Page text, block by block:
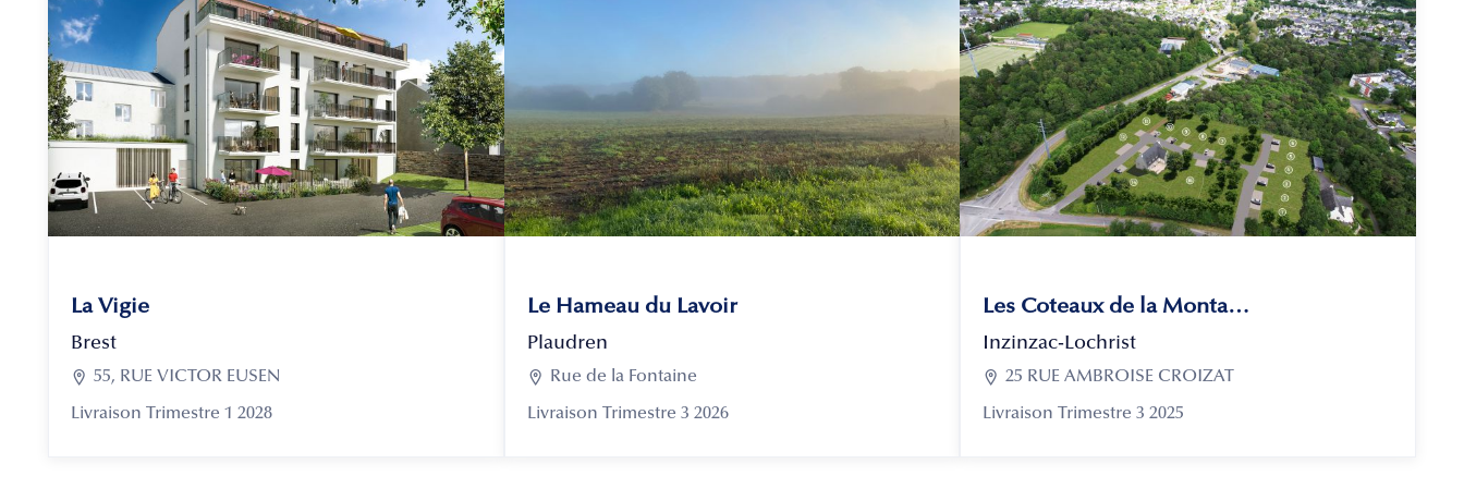
La Vigie
Brest
 55, RUE VICTOR EUSEN
Livraison Trimestre 1 2028
Le Hameau du Lavoir
Plaudren
 Rue de la Fontaine
Livraison Trimestre 3 2026
Les Coteaux de la Montagne
Inzinzac-Lochrist
 25 RUE AMBROISE CROIZAT
Livraison Trimestre 3 2025